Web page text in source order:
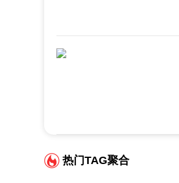
热门TAG聚合